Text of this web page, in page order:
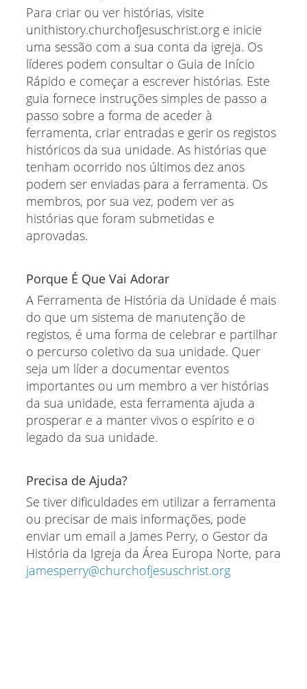
Para criar ou ver histórias, visite
unithistory.churchofjesuschrist.org e inicie
uma sessão com a sua conta da igreja. Os
líderes podem consultar o Guia de Início
Rápido e começar a escrever histórias. Este
guia fornece instruções simples de passo a
passo sobre a forma de aceder à
ferramenta, criar entradas e gerir os registos
históricos da sua unidade. As histórias que
tenham ocorrido nos últimos dez anos
podem ser enviadas para a ferramenta. Os
membros, por sua vez, podem ver as
histórias que foram submetidas e
aprovadas.
Porque É Que Vai Adorar
A Ferramenta de História da Unidade é mais
do que um sistema de manutenção de
registos, é uma forma de celebrar e partilhar
o percurso coletivo da sua unidade. Quer
seja um líder a documentar eventos
importantes ou um membro a ver histórias
da sua unidade, esta ferramenta ajuda a
prosperar e a manter vivos o espírito e o
legado da sua unidade.
Precisa de Ajuda?
Se tiver dificuldades em utilizar a ferramenta
ou precisar de mais informações, pode
enviar um email a James Perry, o Gestor da
História da Igreja da Área Europa Norte, para
jamesperry@churchofjesuschrist.org